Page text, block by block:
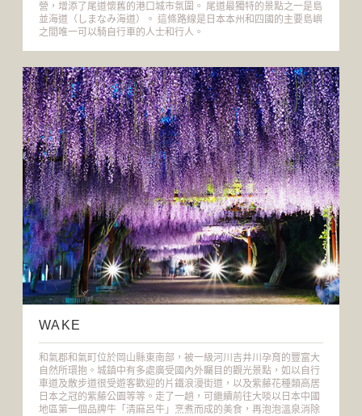
營，增添了尾道懷舊的港口城市氛圍。 尾道最獨特的景點之一是島
並海道（しまなみ海道）。 這條路線是日本本州和四國的主要島嶼
之間唯一可以騎自行車的人士和行人。
WAKE
和氣郡和氣町位於岡山縣東南部，被一級河川吉井川孕育的豐富大
自然所環抱。城鎮中有多處廣受國內外矚目的觀光景點，如以自行
車道及散步道很受遊客歡迎的片鐵浪漫街道，以及紫藤花種類高居
日本之冠的紫藤公園等等。走了一趟，可繼續前往大啖以日本中國
地區第一個品牌牛「清麻呂牛」烹煮而成的美食，再泡泡溫泉消除